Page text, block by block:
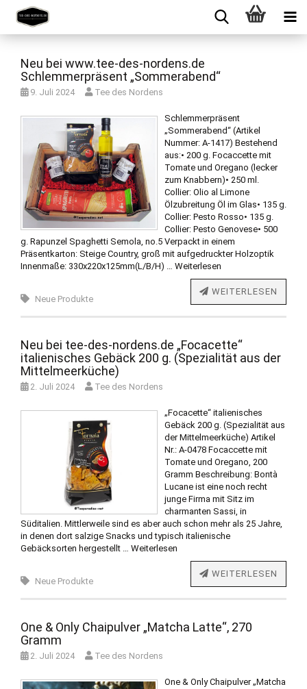
Neu bei www.tee-des-nordens.de
Schlemmerpräsent „Sommerabend“
9. Juli 2024 Tee des Nordens
Schlemmerpräsent
„Sommerabend“ (Artikel
Nummer: A-1417) Bestehend
aus:• 200 g. Focaccette mit
Tomate und Oregano (lecker
zum Knabbern)• 250 ml.
Collier: Olio al Limone
Ölzubreitung Öl im Glas• 135 g.
Collier: Pesto Rosso• 135 g.
Collier: Pesto Genovese• 500
g. Rapunzel Spaghetti Semola, no.5 Verpackt in einem
Präsentkarton: Steige Country, groß mit aufgedruckter Holzoptik
Innenmaße: 330x220x125mm(L/B/H) … Weiterlesen
WEITERLESEN
Neue Produkte
Neu bei tee-des-nordens.de „Focacette“
italienisches Gebäck 200 g. (Spezialität aus der
Mittelmeerküche)
2. Juli 2024 Tee des Nordens
„Focacette“ italienisches
Gebäck 200 g. (Spezialität aus
der Mittelmeerküche) Artikel
Nr.: A-0478 Focaccette mit
Tomate und Oregano, 200
Gramm Beschreibung: Bontà
Lucane ist eine noch recht
junge Firma mit Sitz im
charmanten Sassi, in
Süditalien. Mittlerweile sind es aber auch schon mehr als 25 Jahre,
in denen dort salzige Snacks und typisch italienische
Gebäcksorten hergestellt … Weiterlesen
WEITERLESEN
Neue Produkte
One & Only Chaipulver „Matcha Latte“, 270
Gramm
2. Juli 2024 Tee des Nordens
One & Only Chaipulver „Matcha